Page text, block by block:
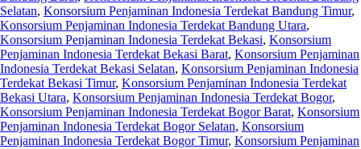
Selatan, Konsorsium Penjaminan Indonesia Terdekat Bandung Timur,
Konsorsium Penjaminan Indonesia Terdekat Bandung Utara,
Konsorsium Penjaminan Indonesia Terdekat Bekasi, Konsorsium
Penjaminan Indonesia Terdekat Bekasi Barat, Konsorsium Penjaminan
Indonesia Terdekat Bekasi Selatan, Konsorsium Penjaminan Indonesia
Terdekat Bekasi Timur, Konsorsium Penjaminan Indonesia Terdekat
Bekasi Utara, Konsorsium Penjaminan Indonesia Terdekat Bogor,
Konsorsium Penjaminan Indonesia Terdekat Bogor Barat, Konsorsium
Penjaminan Indonesia Terdekat Bogor Selatan, Konsorsium
Penjaminan Indonesia Terdekat Bogor Timur, Konsorsium Penjaminan